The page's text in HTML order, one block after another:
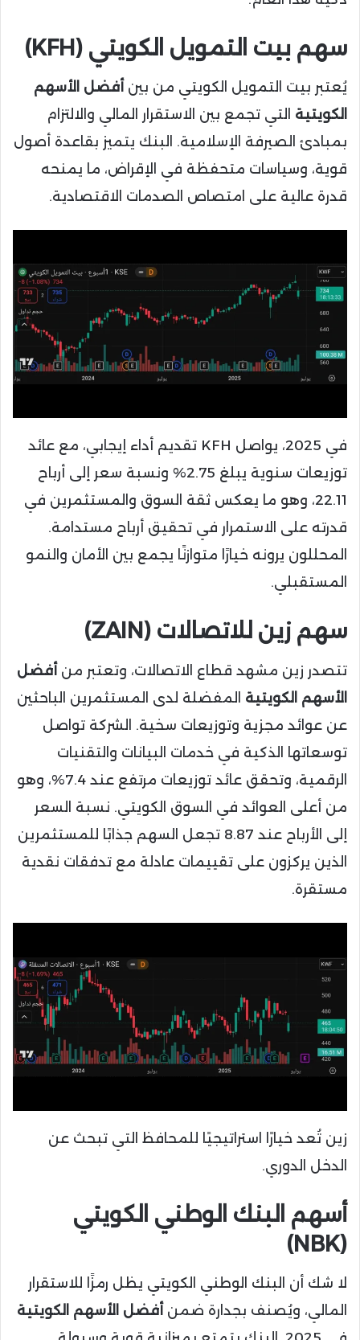
سهم بيت التمويل الكويتي (KFH)
يُعتبر بيت التمويل الكويتي من بين أفضل الأسهم
الكويتية التي تجمع بين الاستقرار المالي والالتزام
بمبادئ الصيرفة الإسلامية. البنك يتميز بقاعدة أصول
قوية، وسياسات متحفظة في الإقراض، ما يمنحه
قدرة عالية على امتصاص الصدمات الاقتصادية.
في 2025، يواصل KFH تقديم أداء إيجابي، مع عائد
توزيعات سنوية يبلغ 2.75% ونسبة سعر إلى أرباح
22.11، وهو ما يعكس ثقة السوق والمستثمرين في
قدرته على الاستمرار في تحقيق أرباح مستدامة.
المحللون يرونه خيارًا متوازنًا يجمع بين الأمان والنمو
المستقبلي.
سهم زين للاتصالات (ZAIN)
تتصدر زين مشهد قطاع الاتصالات، وتعتبر من أفضل
الأسهم الكويتية المفضلة لدى المستثمرين الباحثين
عن عوائد مجزية وتوزيعات سخية. الشركة تواصل
توسعاتها الذكية في خدمات البيانات والتقنيات
الرقمية، وتحقق عائد توزيعات مرتفع عند 7.4%، وهو
من أعلى العوائد في السوق الكويتي. نسبة السعر
إلى الأرباح عند 8.87 تجعل السهم جذابًا للمستثمرين
الذين يركزون على تقييمات عادلة مع تدفقات نقدية
مستقرة.
زين تُعد خيارًا استراتيجيًا للمحافظ التي تبحث عن
الدخل الدوري.
أسهم البنك الوطني الكويتي
(NBK)
لا شك أن البنك الوطني الكويتي يظل رمزًا للاستقرار
المالي، ويُصنف بجدارة ضمن أفضل الأسهم الكويتية